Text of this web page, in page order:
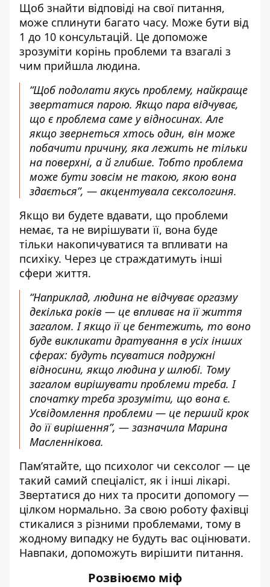
Щоб знайти відповіді на свої питання,
може сплинути багато часу. Може бути від
1 до 10 консультацій. Це допоможе
зрозуміти корінь проблеми та взагалі з
чим прийшла людина.
“Щоб подолати якусь проблему, найкраще
звертатися парою. Якщо пара відчуває,
що є проблема саме у відносинах. Але
якщо звернеться хтось один, він може
побачити причину, яка лежить не тільки
на поверхні, а й глибше. Тобто проблема
може бути зовсім не такою, якою вона
здається”, — акцентувала сексологиня.
Якщо ви будете вдавати, що проблеми
немає, та не вирішувати її, вона буде
тільки накопичуватися та впливати на
психіку. Через це страждатимуть інші
сфери життя.
“Наприклад, людина не відчуває оргазму
декілька років — це впливає на її життя
загалом. І якщо її це бентежить, то воно
буде викликати дратування в усіх інших
сферах: будуть псуватися подружні
відносини, якщо людина у шлюбі. Тому
загалом вирішувати проблеми треба. І
спочатку треба зрозуміти, що вона є.
Усвідомлення проблеми — це перший крок
до її вирішення”, — зазначила Марина
Масленнікова.
Пам’ятайте, що психолог чи сексолог — це
такий самий спеціаліст, як і інші лікарі.
Звертатися до них та просити допомогу —
цілком нормально. За свою роботу фахівці
стикалися з різними проблемами, тому в
жодному випадку не будуть вас оцінювати.
Навпаки, допоможуть вирішити питання.
Розвіюємо міф